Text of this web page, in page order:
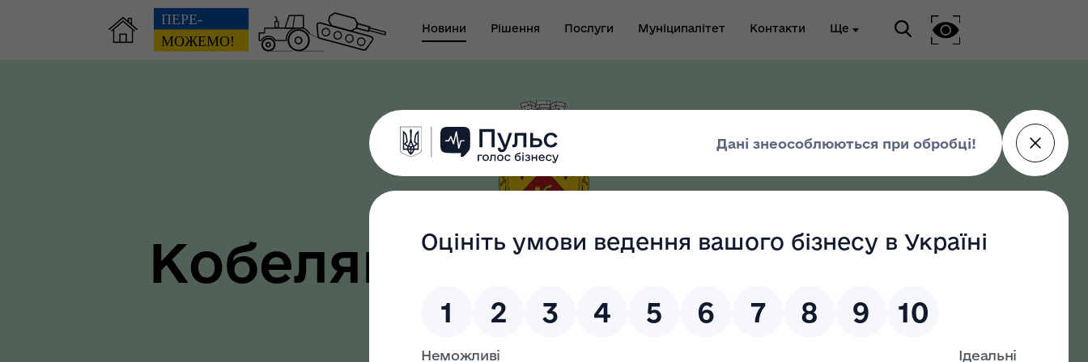
Новини Рішення Послуги Муніципалітет Контакти Ще
Звіт виконуючого
повноваження міського
голови-секретаря міської
ради
Безбар"єрність
Кобеляцька територіальна
громада